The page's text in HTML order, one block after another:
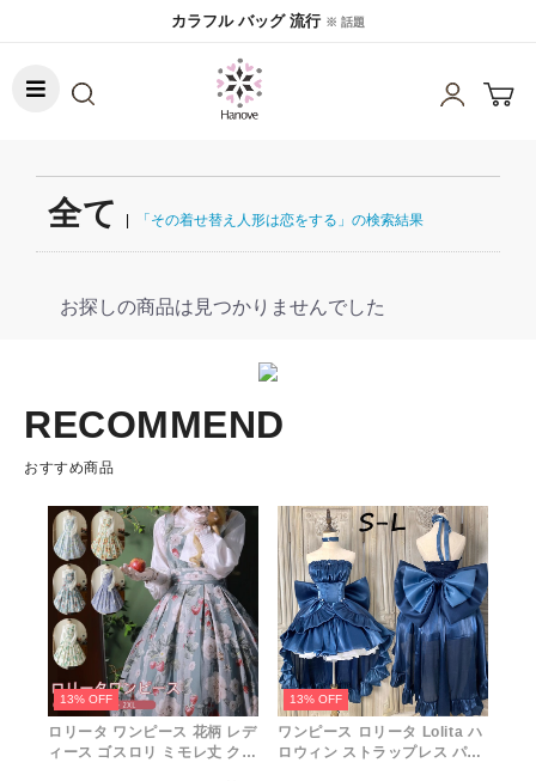
カラフル バッグ 流行 ※ 話題
全て 「その着せ替え人形は恋をする」の検索結果
お探しの商品は見つかりませんでした
RECOMMEND
おすすめ商品
13% OFF
ロリータ ワンピース 花柄 レデ
ィース ゴスロリ ミモレ丈 クラ
13% OFF
ワンピース ロリータ Lolita ハ
ロウィン ストラップレス パフ